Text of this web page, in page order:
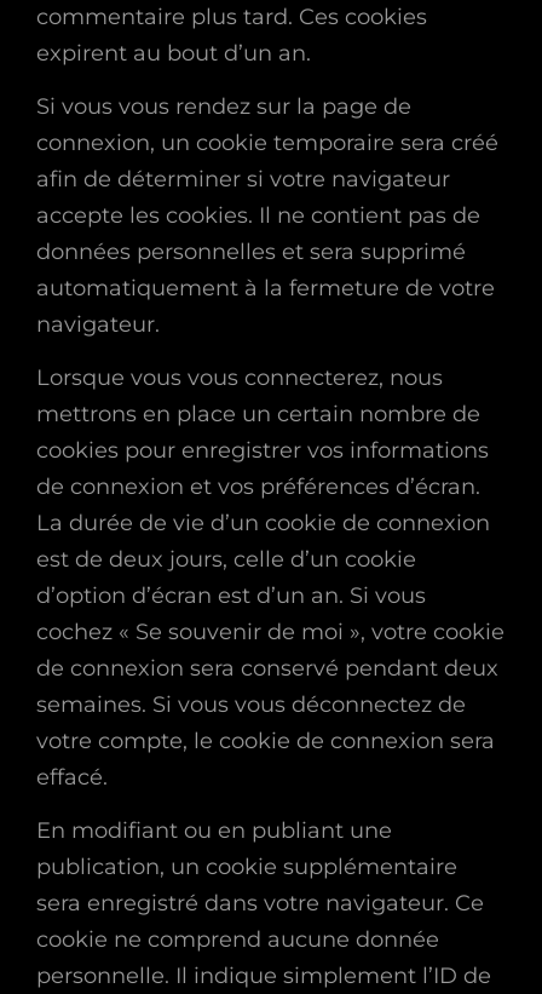
commentaire plus tard. Ces cookies
expirent au bout d’un an.
Si vous vous rendez sur la page de
connexion, un cookie temporaire sera créé
afin de déterminer si votre navigateur
accepte les cookies. Il ne contient pas de
données personnelles et sera supprimé
automatiquement à la fermeture de votre
navigateur.
Lorsque vous vous connecterez, nous
mettrons en place un certain nombre de
cookies pour enregistrer vos informations
de connexion et vos préférences d’écran.
La durée de vie d’un cookie de connexion
est de deux jours, celle d’un cookie
d’option d’écran est d’un an. Si vous
cochez « Se souvenir de moi », votre cookie
de connexion sera conservé pendant deux
semaines. Si vous vous déconnectez de
votre compte, le cookie de connexion sera
effacé.
En modifiant ou en publiant une
publication, un cookie supplémentaire
sera enregistré dans votre navigateur. Ce
cookie ne comprend aucune donnée
personnelle. Il indique simplement l’ID de